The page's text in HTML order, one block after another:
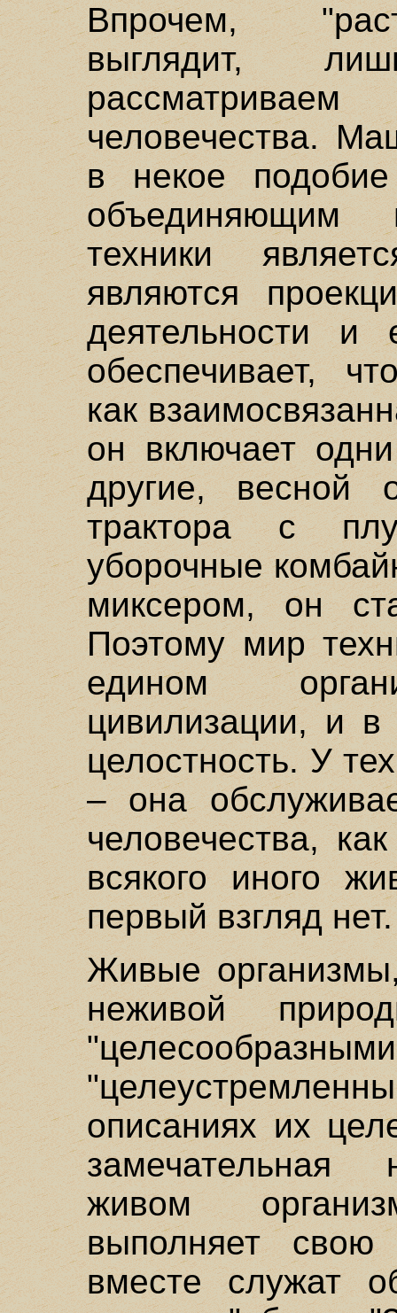
Впрочем,
выглядит,
человечества.
в некое подобие
техники
являются
деятельности и
обеспечивает,
как
он включает
другие, весной
трактора с
уборочные
миксером, он
Поэтому мир
едином
цивилизации, и
целостность. У
– она
человечества,
всякого иного
первый взгляд нет.
Живые
неживой
описаниях их
замечательная
живом
выполняет
вместе служат